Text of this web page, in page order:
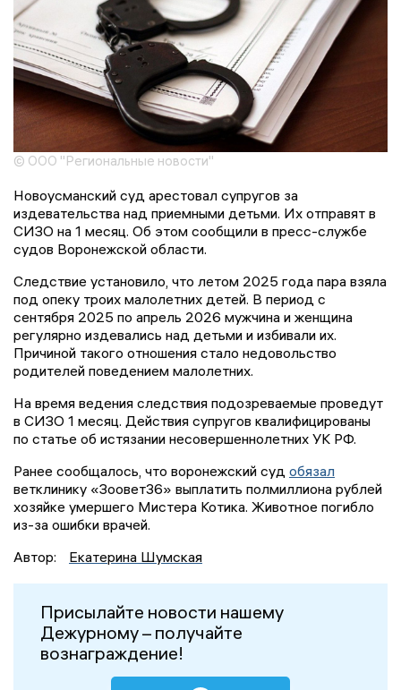
© ООО "Региональные новости"
Новоусманский суд арестовал супругов за
издевательства над приемными детьми. Их отправят в
СИЗО на 1 месяц. Об этом сообщили в пресс-службе
судов Воронежской области.
Следствие установило, что летом 2025 года пара взяла
под опеку троих малолетних детей. В период с
сентября 2025 по апрель 2026 мужчина и женщина
регулярно издевались над детьми и избивали их.
Причиной такого отношения стало недовольство
родителей поведением малолетних.
На время ведения следствия подозреваемые проведут
в СИЗО 1 месяц. Действия супругов квалифицированы
по статье об истязании несовершеннолетних УК РФ.
Ранее сообщалось, что воронежский суд обязал
ветклинику «Зоовет36» выплатить полмиллиона рублей
хозяйке умершего Мистера Котика. Животное погибло
из-за ошибки врачей.
Автор:
Екатерина Шумская
Присылайте новости нашему
Дежурному – получайте
вознаграждение!